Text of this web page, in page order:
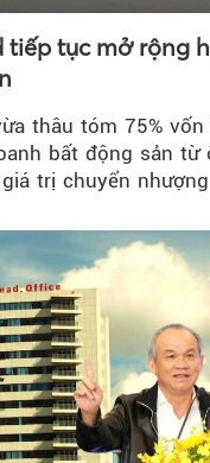
tiếp tục mở rộng
thâu tóm 75%
bất động sản từ
trị chuyển